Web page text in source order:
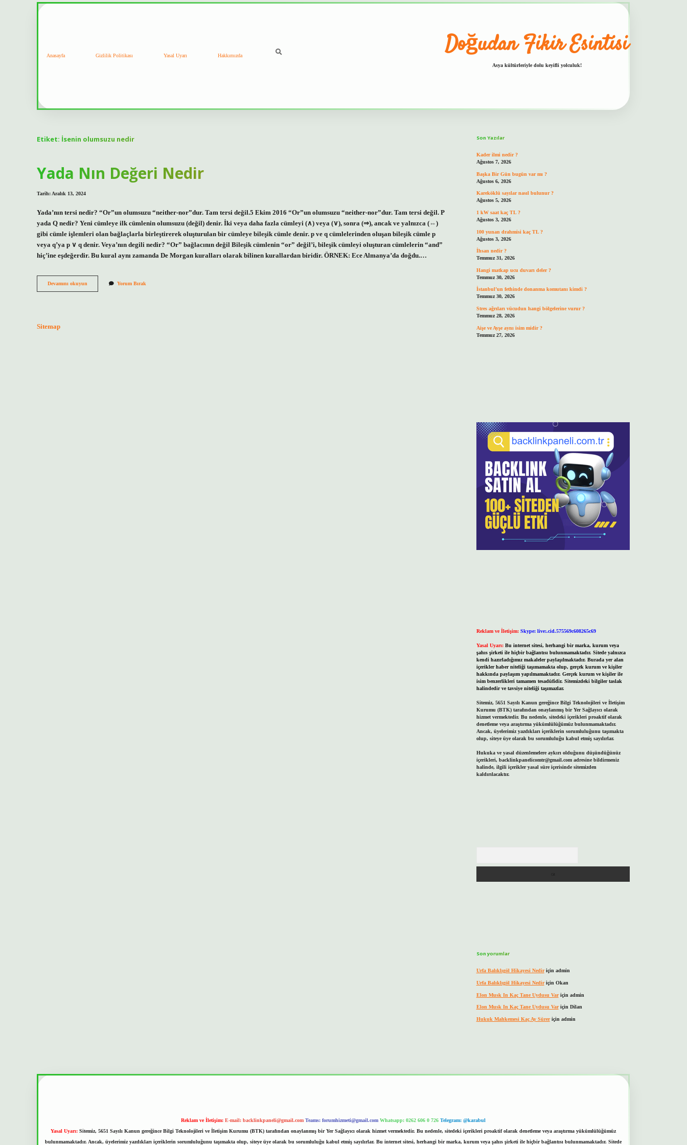
Anasayfa Gizlilik Politikası Yasal Uyarı Hakkımızda Doğudan Fikir Esintisi
Asya kültürleriyle dolu keyifli yolculuk!
Etiket: İsenin olumsuzu nedir
Yada Nın Değeri Nedir
Tarih: Aralık 13, 2024
Yada’nın tersi nedir? “Or”un olumsuzu “neither-nor”dur. Tam tersi değil.5 Ekim 2016 “Or”un olumsuzu “neither-nor”dur. Tam tersi değil. P
yada Q nedir? Yeni cümleye ilk cümlenin olumsuzu (değil) denir. İki veya daha fazla cümleyi (∧) veya (∨), sonra (⇒), ancak ve yalnızca (⇔)
gibi cümle işlemleri olan bağlaçlarla birleştirerek oluşturulan bir cümleye bileşik cümle denir. p ve q cümlelerinden oluşan bileşik cümle p
veya q’ya p ∨ q denir. Veya’nın degili nedir? “Or” bağlacının değil Bileşik cümlenin “or” değil’i, bileşik cümleyi oluşturan cümlelerin “and”
hiç’ine eşdeğerdir. Bu kural aynı zamanda De Morgan kuralları olarak bilinen kurallardan biridir. ÖRNEK: Ece Almanya’da doğdu.…
Devamını okuyun
Nın
Yorum Bırak
Sitemap
Son Yazılar
Kader ilmi nedir ?
Ağustos 7, 2026
Başka Bir Gün bugün var mı ?
Ağustos 6, 2026
Kareköklü sayılar nasıl bulunur ?
Ağustos 5, 2026
1 kW saat kaç TL ?
Ağustos 3, 2026
100 yunan drahmisi kaç TL ?
Ağustos 3, 2026
İhsan nedir ?
Temmuz 31, 2026
Hangi matkap ucu duvarı deler ?
Temmuz 30, 2026
İstanbul’un fethinde donanma komutanı kimdi ?
Temmuz 30, 2026
Stres ağrıları vücudun hangi bölgelerine vurur ?
Temmuz 28, 2026
Aişe ve Ayşe aynı isim midir ?
Temmuz 27, 2026
Reklam ve İletişim: Skype: live:.cid.575569c608265c69
Yasal Uyarı: Bu internet sitesi, herhangi bir marka, kurum veya
şahıs şirketi ile hiçbir bağlantısı bulunmamaktadır. Sitede yalnızca
kendi hazırladığımız makaleler paylaşılmaktadır. Burada yer alan
içerikler haber niteliği taşımamakta olup, gerçek kurum ve kişiler
hakkında paylaşım yapılmamaktadır. Gerçek kurum ve kişiler ile
isim benzerlikleri tamamen tesadüfidir. Sitemizdeki bilgiler taslak
halindedir ve tavsiye niteliği taşımazlar.
Sitemiz, 5651 Sayılı Kanun gereğince Bilgi Teknolojileri ve İletişim
Kurumu (BTK) tarafından onaylanmış bir Yer Sağlayıcı olarak
hizmet vermektedir. Bu nedenle, sitedeki içerikleri proaktif olarak
denetleme veya araştırma yükümlülüğümüz bulunmamaktadır.
Ancak, üyelerimiz yazdıkları içeriklerin sorumluluğunu taşımakta
olup, siteye üye olarak bu sorumluluğu kabul etmiş sayılırlar.
Hukuka ve yasal düzenlemelere aykırı olduğunu düşündüğünüz
içerikleri, backlinkpanelicomtr@gmail.comadresine bildirmeniz
halinde, ilgili içerikler yasal süre içerisinde sitemizden
kaldırılacaktır.
Son yorumlar
Urfa Balıklıgöl Hikayesi Nediriçin admin
Urfa Balıklıgöl Hikayesi Nediriçin Okan
Elon Musk In Kaç Tane Uydusu Variçin admin
Elon Musk In Kaç Tane Uydusu Variçin Dilan
Hukuk Mahkemesi Kaç Ay Süreriçin admin
Reklam ve İletişim: E-mail: backlinkpaneli@gmail.com Teams: forumhizmeti@gmail.com Whatsapp: 0262 606 0 726 Telegram: @karabul
Yasal Uyarı: Sitemiz, 5651 Sayılı Kanun gereğince Bilgi Teknolojileri ve İletişim Kurumu (BTK) tarafından onaylanmış bir Yer Sağlayıcı olarak hizmet vermektedir. Bu nedenle, sitedeki içerikleri proaktif olarak denetleme veya araştırma yükümlülüğümüz
bulunmamaktadır. Ancak, üyelerimiz yazdıkları içeriklerin sorumluluğunu taşımakta olup, siteye üye olarak bu sorumluluğu kabul etmiş sayılırlar. Bu internet sitesi, herhangi bir marka, kurum veya şahıs şirketi ile hiçbir bağlantısı bulunmamaktadır. Sitede